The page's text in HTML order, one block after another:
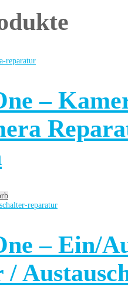
–
– Ein/